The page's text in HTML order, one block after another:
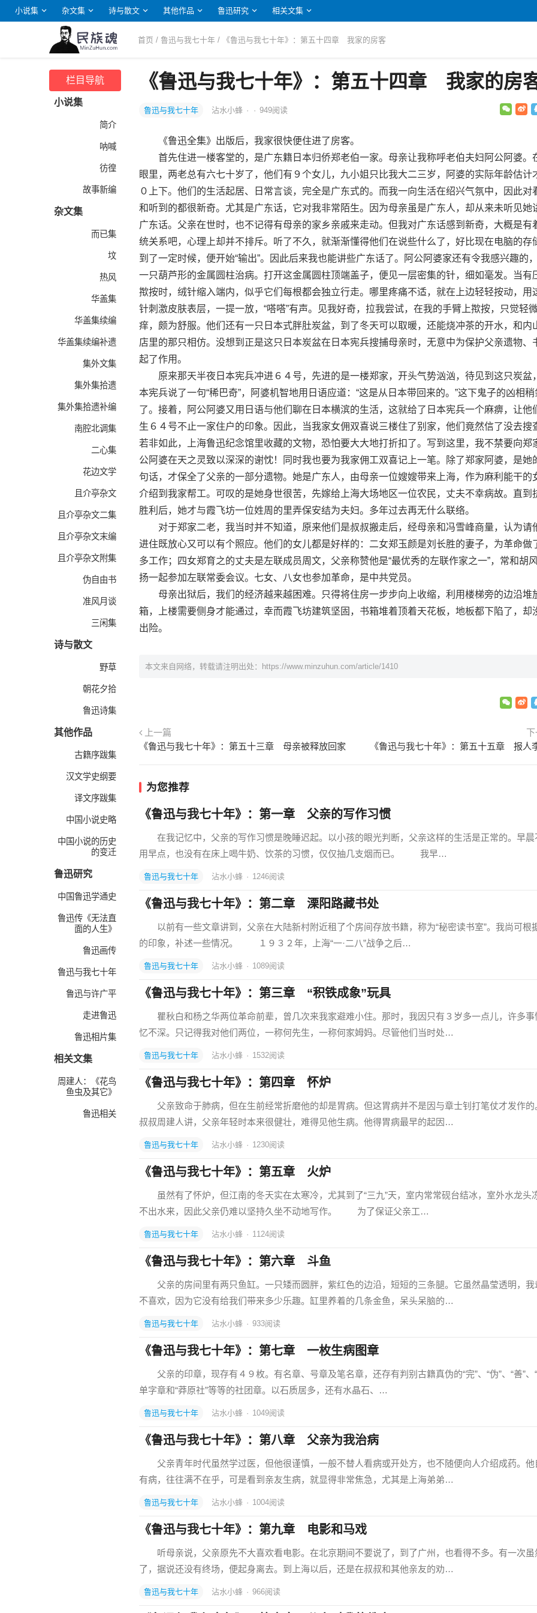
小说集 杂文集 诗与散文 其他作品 鲁迅研究 相关文集
首页 /鲁迅与我七十年 / 《鲁迅与我七十年》：第五十四章 我家的房客
栏目导航
小说集
简介
呐喊
彷徨
故事新编
杂文集
而已集
坟
热风
华盖集
华盖集续编
华盖集续编补遗
集外文集
集外集拾遗
集外集拾遗补编
南腔北调集
二心集
花边文学
且介亭杂文
且介亭杂文二集
且介亭杂文末编
且介亭杂文附集
伪自由书
准风月谈
三闲集
诗与散文
野草
朝花夕拾
鲁迅诗集
其他作品
古籍序跋集
汉文学史纲要
译文序跋集
中国小说史略
中国小说的历史
的变迁
鲁迅研究
中国鲁迅学通史
鲁迅传《无法直
面的人生》
鲁迅画传
鲁迅与我七十年
鲁迅与许广平
走进鲁迅
鲁迅相片集
相关文集
周建人：《花鸟
鱼虫及其它》
鲁迅相关
《鲁迅与我七十年》：第五十四章 我家的房
鲁迅与我七十年 沾水小蜂 · · 949阅读
《鲁迅全集》出版后，我家很快便住进了房客。
首先住进一楼客堂的，是广东籍日本归侨郑老伯一家。母亲让我称呼老伯夫妇阿公阿婆。
眼里，两老总有六七十岁了，他们有９个女儿，九小姐只比我大二三岁，阿婆的实际年龄估计
０上下。他们的生活起居、日常言谈，完全是广东式的。而我一向生活在绍兴气氛中，因此对
和听到的都很新奇。尤其是广东话，它对我非常陌生。因为母亲虽是广东人，却从来未听见她
广东话。父亲在世时，也不记得有母亲的家乡亲戚来走动。但我对广东话感到新奇，大概是有
统关系吧，心理上却并不排斥。听了不久，就渐渐懂得他们在说些什么了，好比现在电脑的存
到了一定时候，便开始“输出”。因此后来我也能讲些广东话了。阿公阿婆家还有令我感兴趣的
一只葫芦形的金属圆柱治病。打开这金属圆柱顶端盖子，便见一层密集的针，细如毫发。当有
揿按时，绒针缩入端内，似乎它们每根都会独立行走。哪里疼痛不适，就在上边轻轻按动，用
针刺激皮肤表层，一提一放，“嗒嗒”有声。见我好奇，拉我尝试，在我的手臂上揿按，只觉轻
痒，颇为舒服。他们还有一只日本式胖肚炭盆，到了冬天可以取暖，还能烧冲茶的开水，和内
店里的那只相仿。没想到正是这只日本炭盆在日本宪兵搜捕母亲时，无意中为保护父亲遗物、
起了作用。
原来那天半夜日本宪兵冲进６４号，先进的是一楼郑家，开头气势汹汹，待见到这只炭盆
本宪兵说了一句“稀巴奇”，阿婆机智地用日语应道：“这是从日本带回来的。”这下鬼子的凶相稍
了。接着，阿公阿婆又用日语与他们聊在日本横滨的生活，这就给了日本宪兵一个麻痹，让他
生６４号不止一家住户的印象。因此，当我家女佣双喜说三楼住了别家，他们竟然信了没去搜
若非如此，上海鲁迅纪念馆里收藏的文物，恐怕要大大地打折扣了。写到这里，我不禁要向郑
公阿婆在天之灵致以深深的谢忱！同时我也要为我家佣工双喜记上一笔。除了郑家阿婆，是她
句话，才保全了父亲的一部分遗物。她是广东人，由母亲一位嫂嫂带来上海，作为麻利能干的
介绍到我家帮工。可叹的是她身世很苦，先嫁给上海大场地区一位农民，丈夫不幸病故。直到
胜利后，她才与霞飞坊一位姓周的里弄保安结为夫妇。多年过去再无什么联络。
对于郑家二老，我当时并不知道，原来他们是叔叔搬走后，经母亲和冯雪峰商量，认为请
进住既放心又可以有个照应。他们的女儿都是好样的：二女郑玉颜是刘长胜的妻子，为革命做
多工作；四女郑育之的丈夫是左联成员周文，父亲称赞他是“最优秀的左联作家之一”，常和胡
扬一起参加左联常委会议。七女、八女也参加革命，是中共党员。
母亲出狱后，我们的经济越来越困难。只得将住房一步步向上收缩，利用楼梯旁的边沿堆
箱，上楼需要侧身才能通过，幸而霞飞坊建筑坚固，书箱堆着顶着天花板，地板都下陷了，却
出险。
本文来自网络，转载请注明出处： https://www.minzuhun.com/article/1410
上一篇
《鲁迅与我七十年》：第五十三章 母亲被释放回家
《鲁迅与我七十年》：第五十五章 报人
为您推荐
《鲁迅与我七十年》：第一章 父亲的写作习惯
在我记忆中，父亲的写作习惯是晚睡迟起。以小孩的眼光判断，父亲这样的生活是正常的。早晨
用早点，也没有在床上喝牛奶、饮茶的习惯，仅仅抽几支烟而已。 我早…
鲁迅与我七十年 沾水小蜂 · 1246阅读
《鲁迅与我七十年》：第二章 溧阳路藏书处
以前有一些文章讲到，父亲在大陆新村附近租了个房间存放书籍，称为“秘密读书室”。我尚可根
的印象，补述一些情况。 １９３２年，上海“一·二八”战争之后…
鲁迅与我七十年 沾水小蜂 · 1089阅读
《鲁迅与我七十年》：第三章 “积铁成象”玩具
瞿秋白和杨之华两位革命前辈，曾几次来我家避难小住。那时，我因只有３岁多一点儿，许多事
忆不深。只记得我对他们两位，一称何先生，一称何家姆妈。尽管他们当时处…
鲁迅与我七十年 沾水小蜂 · 1532阅读
《鲁迅与我七十年》：第四章 怀炉
父亲致命于肺病，但在生前经常折磨他的却是胃病。但这胃病并不是因与章士钊打笔仗才发作的
叔叔周建人讲，父亲年轻时本来很健壮，难得见他生病。他得胃病最早的起因…
鲁迅与我七十年 沾水小蜂 · 1230阅读
《鲁迅与我七十年》：第五章 火炉
虽然有了怀炉，但江南的冬天实在太寒冷，尤其到了“三九”天，室内常常砚台结冰，室外水龙头
不出水来，因此父亲仍难以坚持久坐不动地写作。 为了保证父亲工…
鲁迅与我七十年 沾水小蜂 · 1124阅读
《鲁迅与我七十年》：第六章 斗鱼
父亲的房间里有两只鱼缸。一只矮而圆胖，紫红色的边沿，短短的三条腿。它虽然晶莹透明，我
不喜欢，因为它没有给我们带来多少乐趣。缸里养着的几条金鱼，呆头呆脑的…
鲁迅与我七十年 沾水小蜂 · 933阅读
《鲁迅与我七十年》：第七章 一枚生病图章
父亲的印章，现存有４９枚。有名章、号章及笔名章，还存有判别古籍真伪的“完”、“伪”、“善”、
单字章和“莽原社”等等的社团章。以石质居多，还有水晶石、…
鲁迅与我七十年 沾水小蜂 · 1049阅读
《鲁迅与我七十年》：第八章 父亲为我治病
父亲青年时代虽然学过医，但他很谨慎，一般不替人看病或开处方，也不随便向人介绍成药。他
有病，往往满不在乎，可是看到亲友生病，就显得非常焦急，尤其是上海弟弟…
鲁迅与我七十年 沾水小蜂 · 1004阅读
《鲁迅与我七十年》：第九章 电影和马戏
听母亲说，父亲原先不大喜欢看电影。在北京期间不要说了，到了广州，也看得不多。有一次虽
了，据说还没有终场，便起身离去。到上海以后，还是在叔叔和其他亲友的劝…
鲁迅与我七十年 沾水小蜂 · 966阅读